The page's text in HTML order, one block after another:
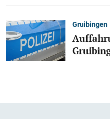
Gruibingen